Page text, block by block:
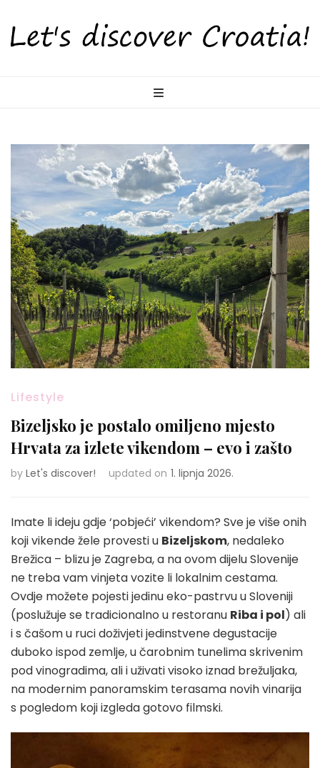
Lifestyle
Bizeljsko je postalo omiljeno mjesto
Hrvata za izlete vikendom – evo i zašto
by Let's discover! updated on 1. lipnja 2026.
Imate li ideju gdje ‘pobjeći’ vikendom? Sve je više onih
koji vikende žele provesti u Bizeljskom, nedaleko
Brežica – blizu je Zagreba, a na ovom dijelu Slovenije
ne treba vam vinjeta vozite li lokalnim cestama.
Ovdje možete pojesti jedinu eko-pastrvu u Sloveniji
(poslužuje se tradicionalno u restoranu Riba i pol) ali
i s čašom u ruci doživjeti jedinstvene degustacije
duboko ispod zemlje, u čarobnim tunelima skrivenim
pod vinogradima, ali i uživati visoko iznad brežuljaka,
na modernim panoramskim terasama novih vinarija
s pogledom koji izgleda gotovo filmski.